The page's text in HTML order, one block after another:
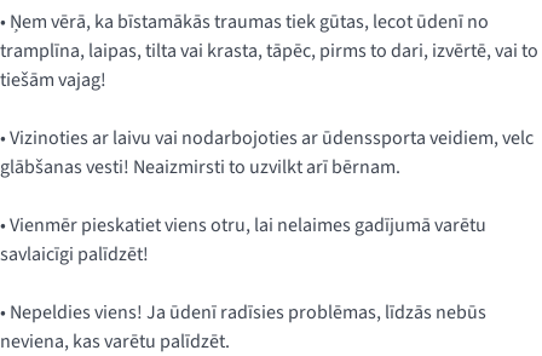
• Ņem vērā, ka bīstamākās traumas tiek gūtas, lecot ūdenī no
tramplīna, laipas, tilta vai krasta, tāpēc, pirms to dari, izvērtē, vai to
tiešām vajag!
• Vizinoties ar laivu vai nodarbojoties ar ūdenssporta veidiem, velc
glābšanas vesti! Neaizmirsti to uzvilkt arī bērnam.
• Vienmēr pieskatiet viens otru, lai nelaimes gadījumā varētu
savlaicīgi palīdzēt!
• Nepeldies viens! Ja ūdenī radīsies problēmas, līdzās nebūs
neviena, kas varētu palīdzēt.